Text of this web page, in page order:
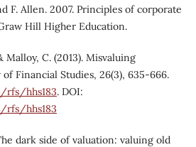
F. Allen. 2007. Principles of corporate
Hill Higher Education.
Malloy, C. (2013). Misvaluing
Financial Studies, 26(3), 635-666.
rfs/hhs183. DOI:
rfs/hhs183
dark side of valuation: valuing old